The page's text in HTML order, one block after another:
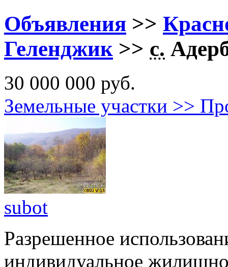
Объявления >>
Геленджик >> с.
30 000 000 руб.
Земельные участки >>
subot
Разрешенное
индивидуальное